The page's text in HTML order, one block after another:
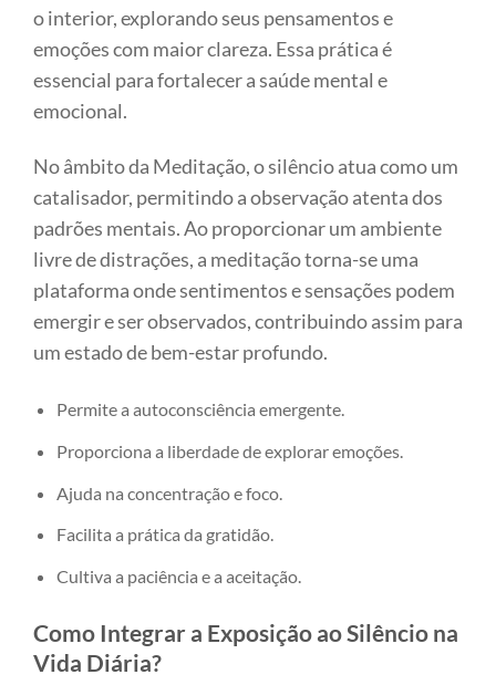
o interior, explorando seus pensamentos e
emoções com maior clareza. Essa prática é
essencial para fortalecer a saúde mental e
emocional.
No âmbito da Meditação, o silêncio atua como um
catalisador, permitindo a observação atenta dos
padrões mentais. Ao proporcionar um ambiente
livre de distrações, a meditação torna-se uma
plataforma onde sentimentos e sensações podem
emergir e ser observados, contribuindo assim para
um estado de bem-estar profundo.
Permite a autoconsciência emergente.
Proporciona a liberdade de explorar emoções.
Ajuda na concentração e foco.
Facilita a prática da gratidão.
Cultiva a paciência e a aceitação.
Como Integrar a Exposição ao Silêncio na
Vida Diária?